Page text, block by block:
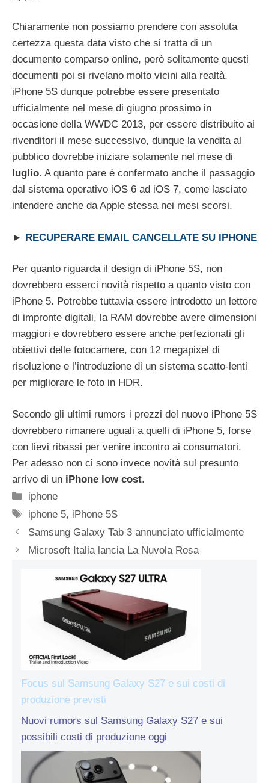
Chiaramente non possiamo prendere con assoluta
certezza questa data visto che si tratta di un
documento comparso online, però solitamente questi
documenti poi si rivelano molto vicini alla realtà.
iPhone 5S dunque potrebbe essere presentato
ufficialmente nel mese di giugno prossimo in
occasione della WWDC 2013, per essere distribuito ai
rivenditori il mese successivo, dunque la vendita al
pubblico dovrebbe iniziare solamente nel mese di
luglio. A quanto pare è confermato anche il passaggio
dal sistema operativo iOS 6 ad iOS 7, come lasciato
intendere anche da Apple stessa nei mesi scorsi.
► RECUPERARE EMAIL CANCELLATE SU IPHONE
Per quanto riguarda il design di iPhone 5S, non
dovrebbero esserci novità rispetto a quanto visto con
iPhone 5. Potrebbe tuttavia essere introdotto un lettore
di impronte digitali, la RAM dovrebbe avere dimensioni
maggiori e dovrebbero essere anche perfezionati gli
obiettivi delle fotocamere, con 12 megapixel di
risoluzione e l’introduzione di un sistema scatto-lenti
per migliorare le foto in HDR.
Secondo gli ultimi rumors i prezzi del nuovo iPhone 5S
dovrebbero rimanere uguali a quelli di iPhone 5, forse
con lievi ribassi per venire incontro ai consumatori.
Per adesso non ci sono invece novità sul presunto
arrivo di un iPhone low cost.
Categorie
iphone
Tag
iphone 5, iPhone 5S
Samsung Galaxy Tab 3 annunciato ufficialmente
Microsoft Italia lancia La Nuvola Rosa
Focus sul Samsung Galaxy S27 e sui costi di
produzione previsti
Nuovi rumors sul Samsung Galaxy S27 e sui
possibili costi di produzione oggi